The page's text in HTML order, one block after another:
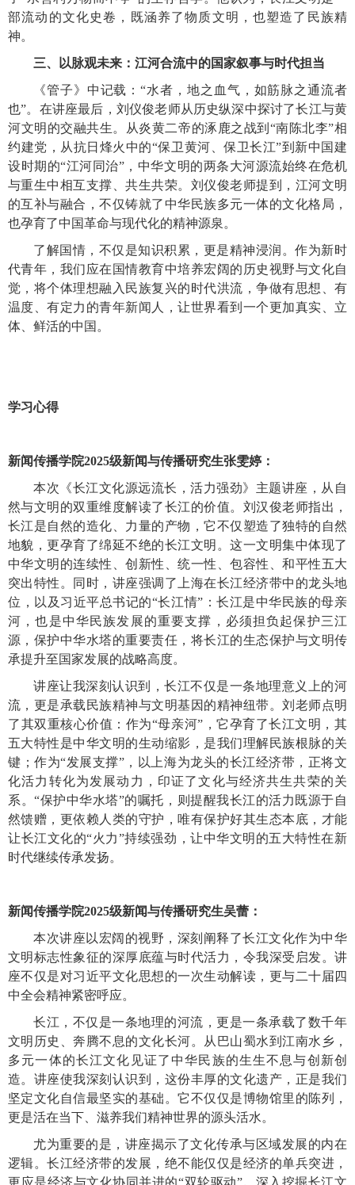
部流动的文化史卷，既涵养了物质文明，也塑造了民族精
神。
三、以脉观未来：江河合流中的国家叙事与时代担当
《管子》中记载：“水者，地之血气，如筋脉之通流者
也”。在讲座最后，刘仪俊老师从历史纵深中探讨了长江与黄
河文明的交融共生。从炎黄二帝的涿鹿之战到“南陈北李”相
约建党，从抗日烽火中的“保卫黄河、保卫长江”到新中国建
设时期的“江河同治”，中华文明的两条大河源流始终在危机
与重生中相互支撑、共生共荣。刘仪俊老师提到，江河文明
的互补与融合，不仅铸就了中华民族多元一体的文化格局，
也孕育了中国革命与现代化的精神源泉。
了解国情，不仅是知识积累，更是精神浸润。作为新时
代青年，我们应在国情教育中培养宏阔的历史视野与文化自
觉，将个体理想融入民族复兴的时代洪流，争做有思想、有
温度、有定力的青年新闻人，让世界看到一个更加真实、立
体、鲜活的中国。
学习心得
新闻传播学院2025级新闻与传播研究生张雯婷：
本次《长江文化源远流长，活力强劲》主题讲座，从自
然与文明的双重维度解读了长江的价值。刘汉俊老师指出，
长江是自然的造化、力量的产物，它不仅塑造了独特的自然
地貌，更孕育了绵延不绝的长江文明。这一文明集中体现了
中华文明的连续性、创新性、统一性、包容性、和平性五大
突出特性。同时，讲座强调了上海在长江经济带中的龙头地
位，以及习近平总书记的“长江情”：长江是中华民族的母亲
河，也是中华民族发展的重要支撑，必须担负起保护三江
源，保护中华水塔的重要责任，将长江的生态保护与文明传
承提升至国家发展的战略高度。
讲座让我深刻认识到，长江不仅是一条地理意义上的河
流，更是承载民族精神与文明基因的精神纽带。刘老师点明
了其双重核心价值：作为“母亲河”，它孕育了长江文明，其
五大特性是中华文明的生动缩影，是我们理解民族根脉的关
键；作为“发展支撑”，以上海为龙头的长江经济带，正将文
化活力转化为发展动力，印证了文化与经济共生共荣的关
系。“保护中华水塔”的嘱托，则提醒我长江的活力既源于自
然馈赠，更依赖人类的守护，唯有保护好其生态本底，才能
让长江文化的“火力”持续强劲，让中华文明的五大特性在新
时代继续传承发扬。
新闻传播学院2025级新闻与传播研究生吴蕾：
本次讲座以宏阔的视野，深刻阐释了长江文化作为中华
文明标志性象征的深厚底蕴与时代活力，令我深受启发。讲
座不仅是对习近平文化思想的一次生动解读，更与二十届四
中全会精神紧密呼应。
长江，不仅是一条地理的河流，更是一条承载了数千年
文明历史、奔腾不息的文化长河。从巴山蜀水到江南水乡，
多元一体的长江文化见证了中华民族的生生不息与创新创
造。讲座使我深刻认识到，这份丰厚的文化遗产，正是我们
坚定文化自信最坚实的基础。它不仅仅是博物馆里的陈列，
更是活在当下、滋养我们精神世界的源头活水。
尤为重要的是，讲座揭示了文化传承与区域发展的内在
逻辑。长江经济带的发展，绝不能仅仅是经济的单兵突进，
更应是经济与文化协同并进的“双轮驱动”。深入挖掘长江文